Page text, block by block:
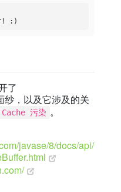
了
纱，以及它涉及的关
污染 。
javase/8/docs/api/